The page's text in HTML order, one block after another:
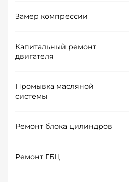
Замер компрессии
Капитальный ремонт
двигателя
Промывка масляной
системы
Ремонт блока цилиндров
Ремонт ГБЦ